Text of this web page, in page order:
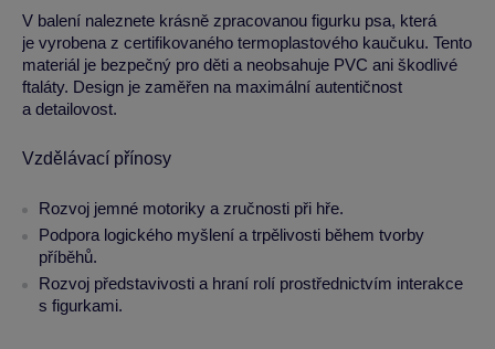
V balení naleznete krásně zpracovanou figurku psa, která
je vyrobena z certifikovaného termoplastového kaučuku. Tento
materiál je bezpečný pro děti a neobsahuje PVC ani škodlivé
ftaláty. Design je zaměřen na maximální autentičnost
a detailovost.
Vzdělávací přínosy
Rozvoj jemné motoriky a zručnosti při hře.
Podpora logického myšlení a trpělivosti během tvorby
příběhů.
Rozvoj představivosti a hraní rolí prostřednictvím interakce
s figurkami.